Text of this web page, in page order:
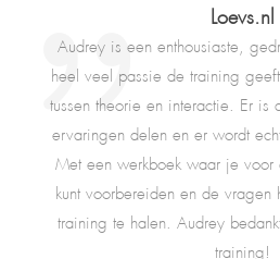
Loevs.nl
Audrey is een enthousiaste,
heel veel passie de training
tussen theorie en interactie. Er is
ervaringen delen en er wordt
Met een werkboek waar je voor
kunt voorbereiden en de vragen
training te halen. Audrey
training!